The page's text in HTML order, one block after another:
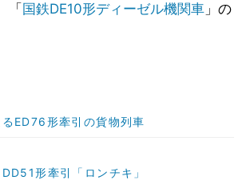
「 国鉄DE10形ディーゼル機関車 」の
ED76形牽引の貨物列車
形牽引「ロンチキ」